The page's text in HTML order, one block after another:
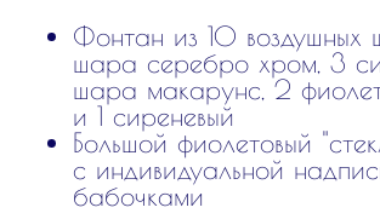
Фонтан из 10 воздушных
шара серебро хром, 3
шара макарунс, 2
и 1 сиреневый
Большой фиолетовый
с индивидуальной
бабочками